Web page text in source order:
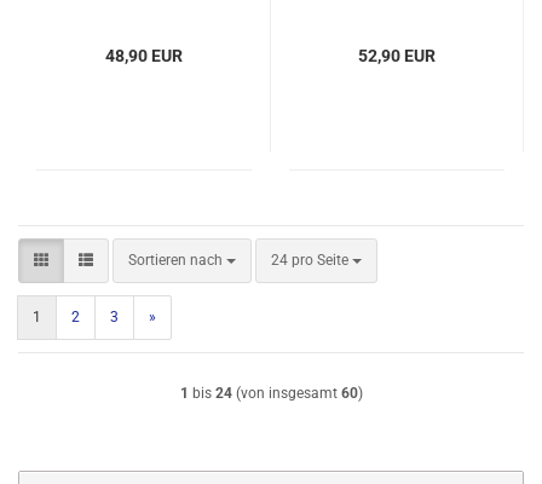
48,90 EUR 52,90 EUR
Sortieren nach
Sortieren nach 24 pro Seite
pro Seite
1 2 3 »
1 bis 24(von insgesamt 60)